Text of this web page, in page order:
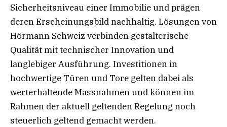
Sicherheitsniveau einer Immobilie und prägen
deren Erscheinungsbild nachhaltig. Lösungen von
Hörmann Schweiz verbinden gestalterische
Qualität mit technischer Innovation und
langlebiger Ausführung. Investitionen in
hochwertige Türen und Tore gelten dabei als
werterhaltende Massnahmen und können im
Rahmen der aktuell geltenden Regelung noch
steuerlich geltend gemacht werden.